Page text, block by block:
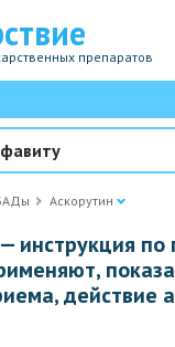
препаратов
Аскорутин
инструкция
действие